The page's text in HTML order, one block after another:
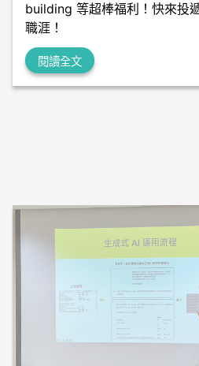
building 等超棒福利！快來投
職涯！
閱讀全文